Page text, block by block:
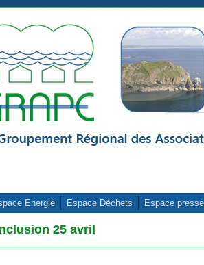
Energie Espace Déchets Espace presse
25 avril